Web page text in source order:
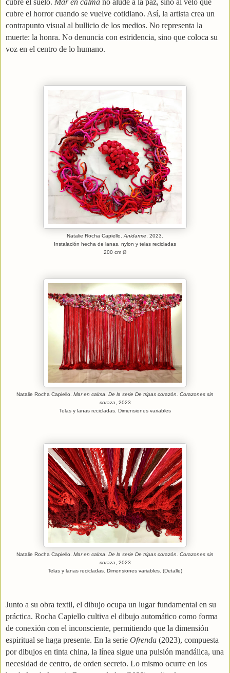
cubre el suelo. Mar en calma no alude a la paz, sino al velo que
cubre el horror cuando se vuelve cotidiano. Así, la artista crea un
contrapunto visual al bullicio de los medios. No representa la
muerte: la honra. No denuncia con estridencia, sino que coloca su
voz en el centro de lo humano.
Natalie Rocha Capiello. Anidarme , 2023.
Instalación hecha de lanas, nylon y telas recicladas
200 cm Ø
Natalie Rocha Capiello. Mar en calma
De la serie De tripas corazón. Corazones sin
coraza , 2023
Telas y lanas recicladas. Dimensiones variables
Natalie Rocha Capiello. Mar en calma
De la serie De tripas corazón. Corazones sin
coraza , 2023
Telas y lanas recicladas. Dimensiones variables. (Detalle)
Junto a su obra textil, el dibujo ocupa un lugar fundamental en su
práctica. Rocha Capiello cultiva el dibujo automático como forma
de conexión con el inconsciente, permitiendo que la dimensión
espiritual se haga presente. En la serie Ofrenda (2023), compuesta
por dibujos en tinta china, la línea sigue una pulsión mandálica, una
necesidad de centro, de orden secreto. Lo mismo ocurre en los